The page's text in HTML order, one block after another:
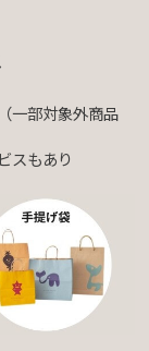
一部対象外商品
スもあり